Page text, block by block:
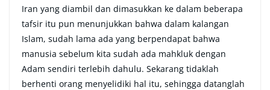
Iran yang diambil dan dimasukkan ke dalam beberapa
tafsir itu pun menunjukkan bahwa dalam kalangan
Islam, sudah lama ada yang berpendapat bahwa
manusia sebelum kita sudah ada mahkluk dengan
Adam sendiri terlebih dahulu. Sekarang tidaklah
berhenti orang menyelidiki hal itu, sehingga datanglah